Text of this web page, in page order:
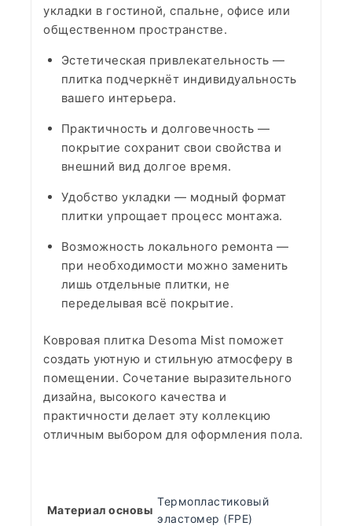
укладки в гостиной, спальне, офисе или
общественном пространстве.
Эстетическая привлекательность —
плитка подчеркнёт индивидуальность
вашего интерьера.
Практичность и долговечность —
покрытие сохранит свои свойства и
внешний вид долгое время.
Удобство укладки — модный формат
плитки упрощает процесс монтажа.
Возможность локального ремонта —
при необходимости можно заменить
лишь отдельные плитки, не
переделывая всё покрытие.
Ковровая плитка Desoma Mist поможет
создать уютную и стильную атмосферу в
помещении. Сочетание выразительного
дизайна, высокого качества и
практичности делает эту коллекцию
отличным выбором для оформления пола.
Материал основы
Термопластиковый
эластомер (FPE)